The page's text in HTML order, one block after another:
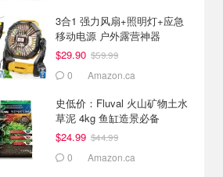
3合1 强力风扇+照明灯+应急
移动电源 户外露营神器
$29.90 $59.99
0 Amazon.ca
史低价：Fluval 火山矿物土水
草泥 4kg 鱼缸造景必备
$24.99 $44.99
0 Amazon.ca